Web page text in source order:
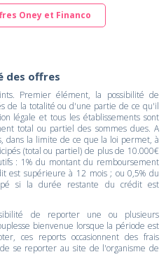
Oney et Financo
des offres
Premier élément, la possibilité de
de la totalité ou d'une partie de ce qu'il
légale et tous les établissements sont
total ou partiel des sommes dues. A
dans la limite de ce que la loi permet, à
(total ou partiel) de plus de 10.000€
: 1% du montant du remboursement
est supérieure à 12 mois ; ou 0,5% du
si la durée restante du crédit est
de reporter une ou plusieurs
bienvenue lorsque la période est
ces reports occasionnent des frais
se reporter au site de l'organisme de